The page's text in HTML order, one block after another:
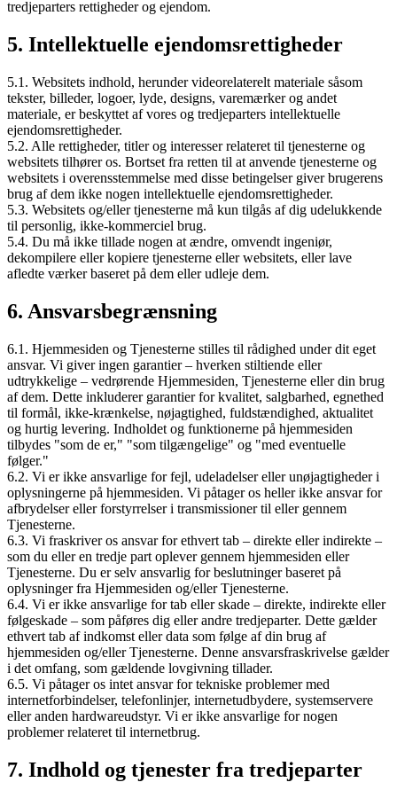
tredjeparters rettigheder og ejendom.
5. Intellektuelle ejendomsrettigheder
5.1. Websitets indhold, herunder videorelaterelt materiale såsom
tekster, billeder, logoer, lyde, designs, varemærker og andet
materiale, er beskyttet af vores og tredjeparters intellektuelle
ejendomsrettigheder.
5.2. Alle rettigheder, titler og interesser relateret til tjenesterne og
websitets tilhører os. Bortset fra retten til at anvende tjenesterne og
websitets i overensstemmelse med disse betingelser giver brugerens
brug af dem ikke nogen intellektuelle ejendomsrettigheder.
5.3. Websitets og/eller tjenesterne må kun tilgås af dig udelukkende
til personlig, ikke-kommerciel brug.
5.4. Du må ikke tillade nogen at ændre, omvendt ingeniør,
dekompilere eller kopiere tjenesterne eller websitets, eller lave
afledte værker baseret på dem eller udleje dem.
6. Ansvarsbegrænsning
6.1. Hjemmesiden og Tjenesterne stilles til rådighed under dit eget
ansvar. Vi giver ingen garantier – hverken stiltiende eller
udtrykkelige – vedrørende Hjemmesiden, Tjenesterne eller din brug
af dem. Dette inkluderer garantier for kvalitet, salgbarhed, egnethed
til formål, ikke-krænkelse, nøjagtighed, fuldstændighed, aktualitet
og hurtig levering. Indholdet og funktionerne på hjemmesiden
tilbydes "som de er," "som tilgængelige" og "med eventuelle
følger."
6.2. Vi er ikke ansvarlige for fejl, udeladelser eller unøjagtigheder i
oplysningerne på hjemmesiden. Vi påtager os heller ikke ansvar for
afbrydelser eller forstyrrelser i transmissioner til eller gennem
Tjenesterne.
6.3. Vi fraskriver os ansvar for ethvert tab – direkte eller indirekte –
som du eller en tredje part oplever gennem hjemmesiden eller
Tjenesterne. Du er selv ansvarlig for beslutninger baseret på
oplysninger fra Hjemmesiden og/eller Tjenesterne.
6.4. Vi er ikke ansvarlige for tab eller skade – direkte, indirekte eller
følgeskade – som påføres dig eller andre tredjeparter. Dette gælder
ethvert tab af indkomst eller data som følge af din brug af
hjemmesiden og/eller Tjenesterne. Denne ansvarsfraskrivelse gælder
i det omfang, som gældende lovgivning tillader.
6.5. Vi påtager os intet ansvar for tekniske problemer med
internetforbindelser, telefonlinjer, internetudbydere, systemservere
eller anden hardwareudstyr. Vi er ikke ansvarlige for nogen
problemer relateret til internetbrug.
7. Indhold og tjenester fra tredjeparter